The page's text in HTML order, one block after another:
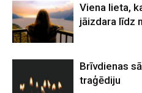
Viena lieta,
jāizdara līdz
Brīvdienas
traģēdiju